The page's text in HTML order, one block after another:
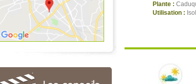
Plante :
Utilisation :